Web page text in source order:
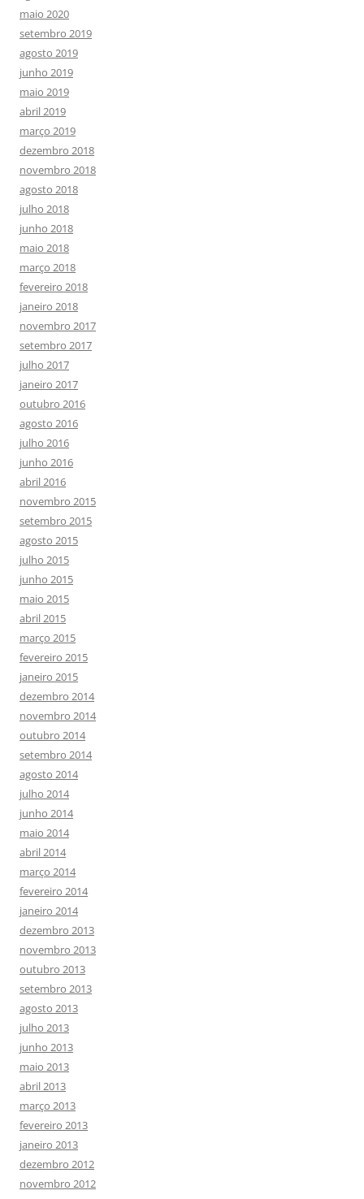
maio 2020
setembro 2019
agosto 2019
junho 2019
maio 2019
abril 2019
março 2019
dezembro 2018
novembro 2018
agosto 2018
julho 2018
junho 2018
maio 2018
março 2018
fevereiro 2018
janeiro 2018
novembro 2017
setembro 2017
julho 2017
janeiro 2017
outubro 2016
agosto 2016
julho 2016
junho 2016
abril 2016
novembro 2015
setembro 2015
agosto 2015
julho 2015
junho 2015
maio 2015
abril 2015
março 2015
fevereiro 2015
janeiro 2015
dezembro 2014
novembro 2014
outubro 2014
setembro 2014
agosto 2014
julho 2014
junho 2014
maio 2014
abril 2014
março 2014
fevereiro 2014
janeiro 2014
dezembro 2013
novembro 2013
outubro 2013
setembro 2013
agosto 2013
julho 2013
junho 2013
maio 2013
abril 2013
março 2013
fevereiro 2013
janeiro 2013
dezembro 2012
novembro 2012